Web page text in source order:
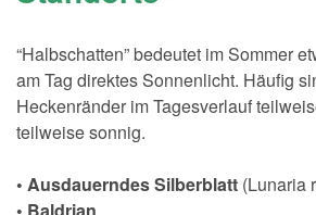
“Halbschatten” bedeutet im Sommer
am Tag direktes Sonnenlicht. Häufig
Heckenränder im Tagesverlauf
teilweise sonnig.
• Ausdauerndes Silberblatt (Lunaria
• Baldrian